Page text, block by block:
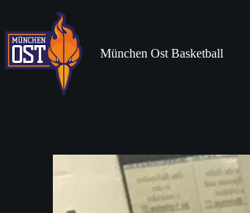
springen
München Ost Basketball